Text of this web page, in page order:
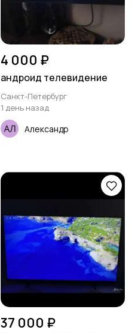
4 000 ₽
андроид телевидение
Санкт-Петербург
1 день назад
Александр
37 000 ₽